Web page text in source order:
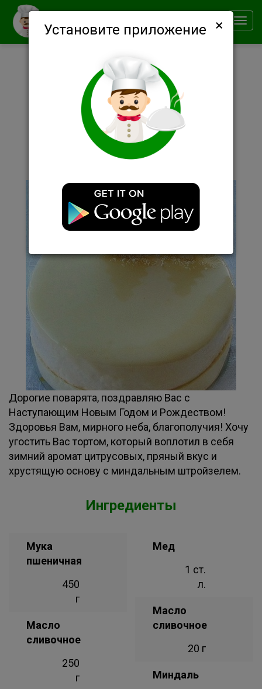
Установите приложение ×
Описание
Дорогие поварята, поздравляю Вас с
Наступающим Новым Годом и Рождеством!
Здоровья Вам, мирного неба, благополучия! Хочу
угостить Вас тортом, который воплотил в себя
зимний аромат цитрусовых, пряный вкус и
хрустящую основу с миндальным штройзелем.
Ингредиенты
Мука
пшеничная
450
г
Масло
сливочное
250
г
Мед
1 ст.
л.
Масло
сливочное
20 г
Миндаль